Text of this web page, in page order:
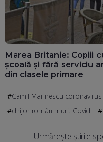
Marea Britanie: Copiii
școală și fără serviciu
din clasele primare
Camil Marinescu coronavirus
dirijor român murit Covid
Urmărește știrile